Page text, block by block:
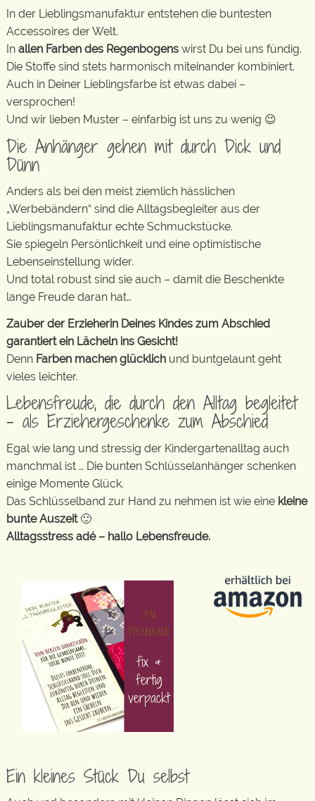
In der Lieblingsmanufaktur entstehen die buntesten
Accessoires der Welt.
In allen Farben des Regenbogens wirst Du bei uns fündig.
Die Stoffe sind stets harmonisch miteinander kombiniert.
Auch in Deiner Lieblingsfarbe ist etwas dabei –
versprochen!
Und wir lieben Muster – einfarbig ist uns zu wenig 😉
Die Anhänger gehen mit durch Dick und
Dünn
Anders als bei den meist ziemlich hässlichen
„Werbebändern“ sind die Alltagsbegleiter aus der
Lieblingsmanufaktur echte Schmuckstücke.
Sie spiegeln Persönlichkeit und eine optimistische
Lebenseinstellung wider.
Und total robust sind sie auch – damit die Beschenkte
lange Freude daran hat…
Zauber der Erzieherin Deines Kindes zum Abschied
garantiert ein Lächeln ins Gesicht!
Denn Farben machen glücklich und buntgelaunt geht
vieles leichter.
Lebensfreude, die durch den Alltag begleitet
– als Erziehergeschenke zum Abschied
Egal wie lang und stressig der Kindergartenalltag auch
manchmal ist … Die bunten Schlüsselanhänger schenken
einige Momente Glück.
Das Schlüsselband zur Hand zu nehmen ist wie eine kleine
bunte Auszeit🙂
Alltagsstress adé – hallo Lebensfreude.
Ein kleines Stück Du selbst